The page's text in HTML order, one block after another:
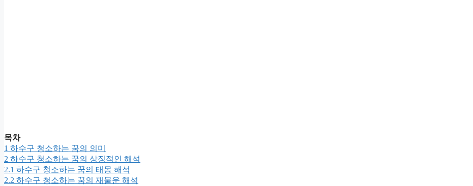
목차
1 하수구 청소하는 꿈의 의미
2 하수구 청소하는 꿈의 상징적인 해석
2.1 하수구 청소하는 꿈의 태몽 해석
2.2 하수구 청소하는 꿈의 재물운 해석